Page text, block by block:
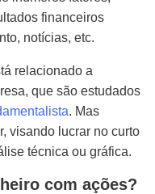
financeiros
notícias, etc.
relacionado a
que são estudados
. Mas
visando lucrar no curto
técnica ou gráfica.
com ações?